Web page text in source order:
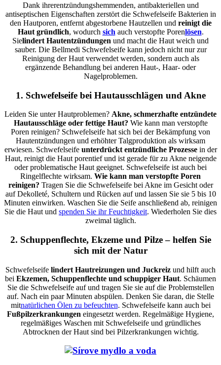
Dank ihrerentzündungshemmenden, antibakteriellen und
antiseptischen Eigenschaften zerstört die Schwefelseife Bakterien in
den Hautporen, entfernt abgestorbene Hautzellen und reinigt die
Haut gründlich, wodurch sich auch verstopfte Porenlösen.
Sielindert Hautentzündungen und macht die Haut weich und
sauber. Die Bellmedi Schwefelseife kann jedoch nicht nur zur
Reinigung der Haut verwendet werden, sondern auch als
ergänzende Behandlung bei anderen Haut-, Haar- oder
Nagelproblemen.
1. Schwefelseife bei Hautausschlägen und Akne
Leiden Sie unter Hautproblemen? Akne, schmerzhafte entzündete
Hautausschläge oder fettige Haut? Wie kann man verstopfte
Poren reinigen? Schwefelseife hat sich bei der Bekämpfung von
Hautentzündungen und erhöhter Talgproduktion als wirksam
erwiesen. Schwefelseife unterdrückt entzündliche Prozessein der
Haut, reinigt die Haut porentief und ist gerade für zu Akne neigende
oder problematische Haut geeignet. Schwefelseife ist auch bei
Ringelflechte wirksam. Wie kann man verstopfte Poren
reinigen? Tragen Sie die Schwefelseife bei Akne im Gesicht oder
auf Dekolleté, Schultern und Rücken auf und lassen Sie sie 5 bis 10
Minuten einwirken. Waschen Sie die Seife anschließend ab, reinigen
Sie die Haut und spenden Sie ihr Feuchtigkeit. Wiederholen Sie dies
zweimal täglich.
2. Schuppenflechte, Ekzeme und Pilze – helfen Sie
sich mit der Natur
Schwefelseife lindert Hautreizungen und Juckreiz und hilft auch
bei Ekzemen, Schuppenflechte und schuppiger Haut. Schäumen
Sie die Schwefelseife auf und tragen Sie sie auf die Problemstellen
auf. Nach ein paar Minuten abspülen. Denken Sie daran, die Stelle
mitnatürlichen Ölen zu befeuchten. Schwefelseife kann auch bei
Fußpilzerkrankungen eingesetzt werden. Regelmäßige Hygiene,
regelmäßiges Waschen mit Schwefelseife und gründliches
Abtrocknen der Haut sind bei Pilzerkrankungen wichtig.